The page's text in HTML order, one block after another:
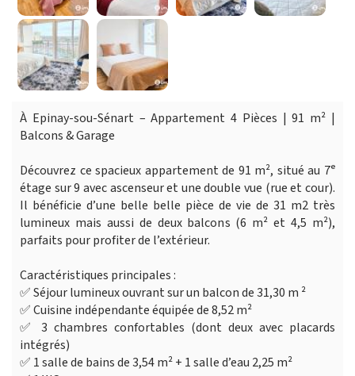
À Epinay-sou-Sénart – Appartement 4 Pièces | 91 m² |
Balcons & Garage
Découvrez ce spacieux appartement de 91 m², situé au 7ᵉ
étage sur 9 avec ascenseur et une double vue (rue et cour).
Il bénéficie d’une belle belle pièce de vie de 31 m2 très
lumineux mais aussi de deux balcons (6 m² et 4,5 m²),
parfaits pour profiter de l’extérieur.
Caractéristiques principales :
✅ Séjour lumineux ouvrant sur un balcon de 31,30 m ²
✅ Cuisine indépendante équipée de 8,52 m²
✅ 3 chambres confortables (dont deux avec placards
intégrés)
✅ 1 salle de bains de 3,54 m² + 1 salle d’eau 2,25 m²